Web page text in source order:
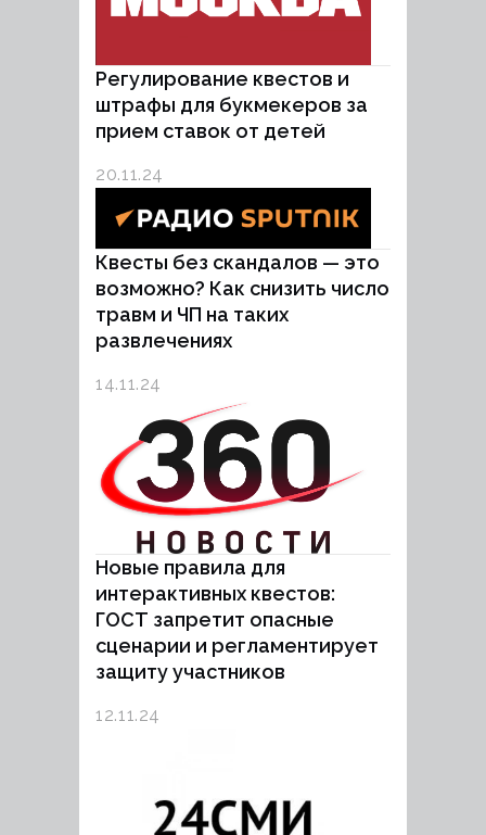
Регулирование квестов и
штрафы для букмекеров за
прием ставок от детей
20.11.24
Квесты без скандалов — это
возможно? Как снизить число
травм и ЧП на таких
развлечениях
14.11.24
Новые правила для
интерактивных квестов:
ГОСТ запретит опасные
сценарии и регламентирует
защиту участников
12.11.24